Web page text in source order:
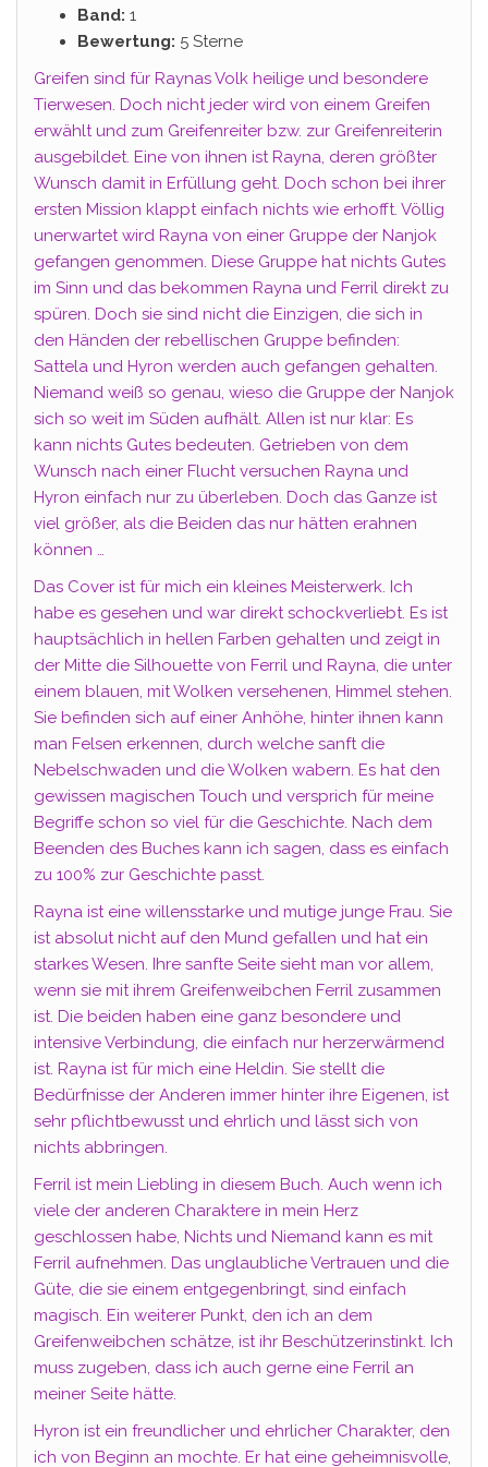
Band: 1
Bewertung: 5 Sterne
Greifen sind für Raynas Volk heilige und besondere
Tierwesen. Doch nicht jeder wird von einem Greifen
erwählt und zum Greifenreiter bzw. zur Greifenreiterin
ausgebildet. Eine von ihnen ist Rayna, deren größter
Wunsch damit in Erfüllung geht. Doch schon bei ihrer
ersten Mission klappt einfach nichts wie erhofft. Völlig
unerwartet wird Rayna von einer Gruppe der Nanjok
gefangen genommen. Diese Gruppe hat nichts Gutes
im Sinn und das bekommen Rayna und Ferril direkt zu
spüren. Doch sie sind nicht die Einzigen, die sich in
den Händen der rebellischen Gruppe befinden:
Sattela und Hyron werden auch gefangen gehalten.
Niemand weiß so genau, wieso die Gruppe der Nanjok
sich so weit im Süden aufhält. Allen ist nur klar: Es
kann nichts Gutes bedeuten. Getrieben von dem
Wunsch nach einer Flucht versuchen Rayna und
Hyron einfach nur zu überleben. Doch das Ganze ist
viel größer, als die Beiden das nur hätten erahnen
können …
Das Cover ist für mich ein kleines Meisterwerk. Ich
habe es gesehen und war direkt schockverliebt. Es ist
hauptsächlich in hellen Farben gehalten und zeigt in
der Mitte die Silhouette von Ferril und Rayna, die unter
einem blauen, mit Wolken versehenen, Himmel stehen.
Sie befinden sich auf einer Anhöhe, hinter ihnen kann
man Felsen erkennen, durch welche sanft die
Nebelschwaden und die Wolken wabern. Es hat den
gewissen magischen Touch und versprich für meine
Begriffe schon so viel für die Geschichte. Nach dem
Beenden des Buches kann ich sagen, dass es einfach
zu 100% zur Geschichte passt.
Rayna ist eine willensstarke und mutige junge Frau. Sie
ist absolut nicht auf den Mund gefallen und hat ein
starkes Wesen. Ihre sanfte Seite sieht man vor allem,
wenn sie mit ihrem Greifenweibchen Ferril zusammen
ist. Die beiden haben eine ganz besondere und
intensive Verbindung, die einfach nur herzerwärmend
ist. Rayna ist für mich eine Heldin. Sie stellt die
Bedürfnisse der Anderen immer hinter ihre Eigenen, ist
sehr pflichtbewusst und ehrlich und lässt sich von
nichts abbringen.
Ferril ist mein Liebling in diesem Buch. Auch wenn ich
viele der anderen Charaktere in mein Herz
geschlossen habe, Nichts und Niemand kann es mit
Ferril aufnehmen. Das unglaubliche Vertrauen und die
Güte, die sie einem entgegenbringt, sind einfach
magisch. Ein weiterer Punkt, den ich an dem
Greifenweibchen schätze, ist ihr Beschützerinstinkt. Ich
muss zugeben, dass ich auch gerne eine Ferril an
meiner Seite hätte.
Hyron ist ein freundlicher und ehrlicher Charakter, den
ich von Beginn an mochte. Er hat eine geheimnisvolle,